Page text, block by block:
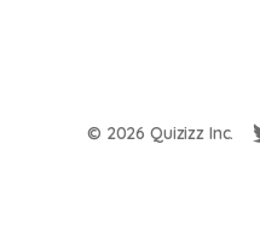
© 2026 Quizizz Inc.